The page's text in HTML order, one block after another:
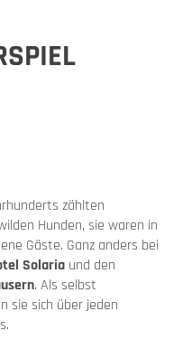
zählten
Hunden, sie waren in
Gäste. Ganz anders bei
Solaria und den
. Als selbst
sie sich über jeden